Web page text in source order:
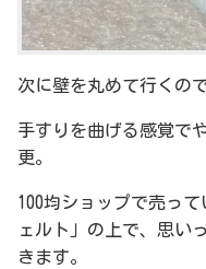
次に壁を丸めて行くの
手すりを曲げる感覚で
更。
100均ショップで売っ
ェルト」の上で、思い
きます。